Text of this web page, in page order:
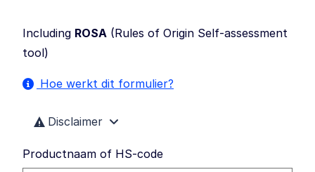
Including ROSA (Rules of Origin Self-assessment
tool)
Hoe werkt dit formulier?
Disclaimer
Productnaam of HS-code